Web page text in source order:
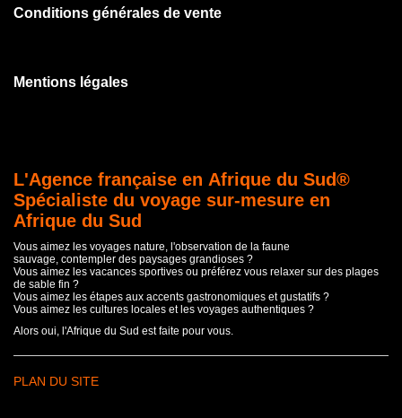
Conditions générales de vente
Mentions légales
L'Agence française en Afrique du Sud®
Spécialiste du voyage sur-mesure en
Afrique du Sud
Vous aimez les voyages nature, l'observation de la faune
sauvage, contempler des paysages grandioses ?
Vous aimez les vacances sportives ou préférez vous relaxer sur des plages
de sable fin ?
Vous aimez les étapes aux accents gastronomiques et gustatifs ?
Vous aimez les cultures locales et les voyages authentiques ?
Alors oui, l'Afrique du Sud est faite pour vous.
PLAN DU SITE